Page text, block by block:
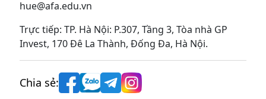
hue@afa.edu.vn
Trực tiếp: TP. Hà Nội: P.307, Tầng 3, Tòa nhà GP
Invest, 170 Đê La Thành, Đống Đa, Hà Nội.
Chia sẻ: